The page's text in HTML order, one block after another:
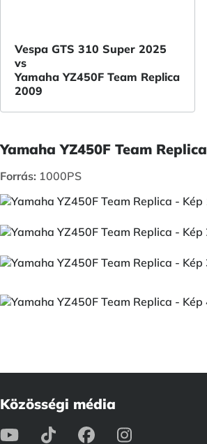
Vespa GTS 310 Super 2025
vs
Yamaha YZ450F Team Replica
2009
Yamaha YZ450F Team
Forrás: 1000PS
Közösségi média